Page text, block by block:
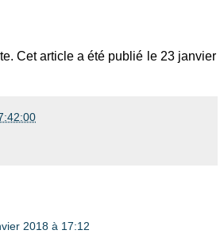
Cet article a été publié le 23 janvier
2018 à 17:12